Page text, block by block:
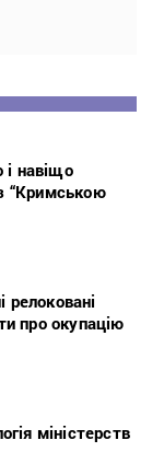
навіщо
“Кримською
про окупацію
міністерств